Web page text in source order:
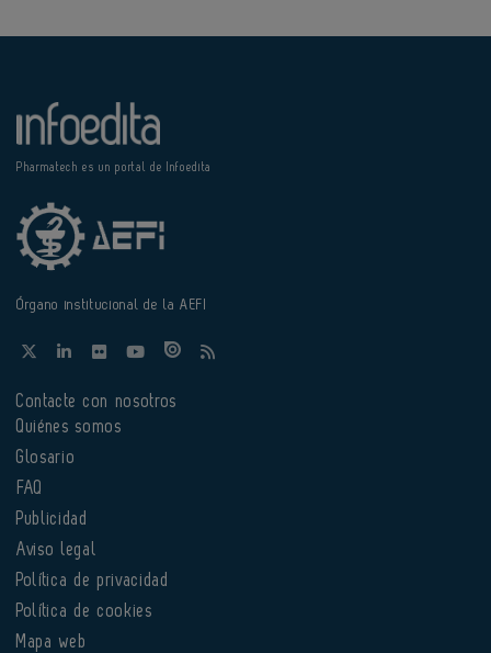
Pharmatech es un portal de Infoedita
Órgano institucional de la AEFI
Contacte con nosotros
Quiénes somos
Glosario
FAQ
Publicidad
Aviso legal
Política de privacidad
Política de cookies
Mapa web